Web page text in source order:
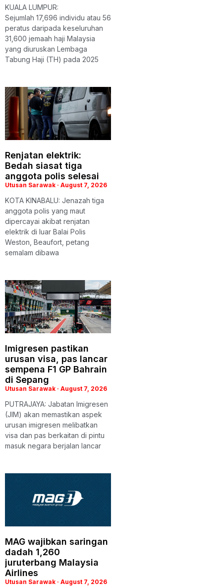
KUALA LUMPUR:
Sejumlah 17,696 individu atau 56
peratus daripada keseluruhan
31,600 jemaah haji Malaysia
yang diuruskan Lembaga
Tabung Haji (TH) pada 2025
Renjatan elektrik:
Bedah siasat tiga
anggota polis selesai
Utusan Sarawak August 7, 2026
KOTA KINABALU: Jenazah tiga
anggota polis yang maut
dipercayai akibat renjatan
elektrik di luar Balai Polis
Weston, Beaufort, petang
semalam dibawa
Imigresen pastikan
urusan visa, pas lancar
sempena F1 GP Bahrain
di Sepang
Utusan Sarawak August 7, 2026
PUTRAJAYA: Jabatan Imigresen
(JIM) akan memastikan aspek
urusan imigresen melibatkan
visa dan pas berkaitan di pintu
masuk negara berjalan lancar
MAG wajibkan saringan
dadah 1,260
juruterbang Malaysia
Airlines
Utusan Sarawak August 7, 2026